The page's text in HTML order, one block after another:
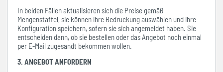
In beiden Fällen aktualisieren sich die Preise gemäß
Mengenstaffel, sie können ihre Bedruckung auswählen und ihre
Konfiguration speichern, sofern sie sich angemeldet haben. Sie
entscheiden dann, ob sie bestellen oder das Angebot noch einmal
per E-Mail zugesandt bekommen wollen.
3. ANGEBOT ANFORDERN